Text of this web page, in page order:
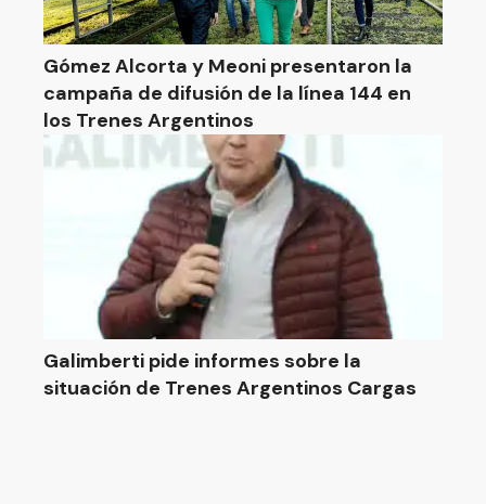
Gómez Alcorta y Meoni presentaron la
campaña de difusión de la línea 144 en
los Trenes Argentinos
Galimberti pide informes sobre la
situación de Trenes Argentinos Cargas